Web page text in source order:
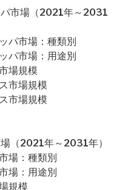
市場（2021年～2031
パ市場：種類別
パ市場：用途別
場規模
市場規模
市場規模
（2021年～2031年）
場：種類別
場：用途別
規模